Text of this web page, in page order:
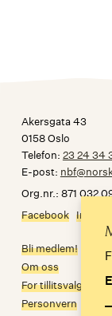
Akersgata 43
0158 Oslo
Telefon: 23 24 34
E-post:
Org.nr.: 871 032
Facebook
Bli medlem!
Om oss
For tillitsvalgte
Personvern